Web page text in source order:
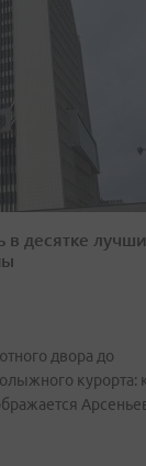
десятке
двора до
курорта: